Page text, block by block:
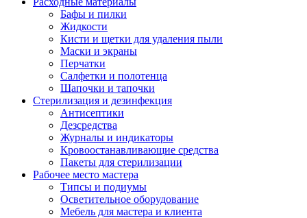
Бафы и пилки
Жидкости
Кисти и щетки для удаления пыли
Маски и экраны
Перчатки
Салфетки и полотенца
Шапочки и тапочки
Стерилизация и дезинфекция
Антисептики
Дезсредства
Журналы и индикаторы
Кровоостанавливающие средства
Пакеты для стерилизации
Рабочее место мастера
Типсы и подиумы
Осветительное оборудование
Мебель для мастера и клиента